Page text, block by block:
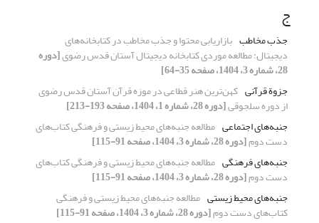
ج
جذب مخاطب بازاریابی محتوا و جذب مخاطب در کتابخانه‌­های‌
دیجیتال: مطالعه موردی کتابخانه دیجیتال آستان قدس رضوی[دوره
28، شماره 3، 1404، صفحه 35-64]
جزوة قرآنی کهن‌ترین هنر قطاعی در موزه قرآن آستان قدس رضوی
از دوره سلجوقی[دوره 28، شماره 1، 1404، صفحه 193-213]
جنبه‌های اجتماعی مطالعه جنبه‌های محیط زیستی و فرهنگی کتاب‌های
دست دوم[دوره 28، شماره 3، 1404، صفحه 91-115]
جنبه‌های فرهنگی مطالعه جنبه‌های محیط زیستی و فرهنگی کتاب‌های
دست دوم[دوره 28، شماره 3، 1404، صفحه 91-115]
جنبه‌های محیط زیستی مطالعه جنبه‌های محیط زیستی و فرهنگی
کتاب‌های دست دوم[دوره 28، شماره 3، 1404، صفحه 91-115]